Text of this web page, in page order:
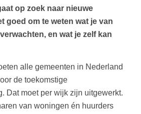
op zoek naar nieuwe
goed om te weten wat je van
en wat je zelf kan
alle gemeenten in Nederland
de toekomstige
Dat moet per wijk zijn uitgewerkt.
van woningen én huurders